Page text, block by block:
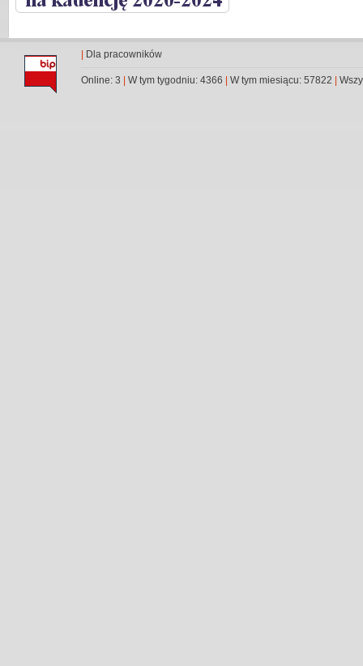
Dla pracowników
Online: 3 W tym tygodniu: 4366 W tym miesiącu: 57822